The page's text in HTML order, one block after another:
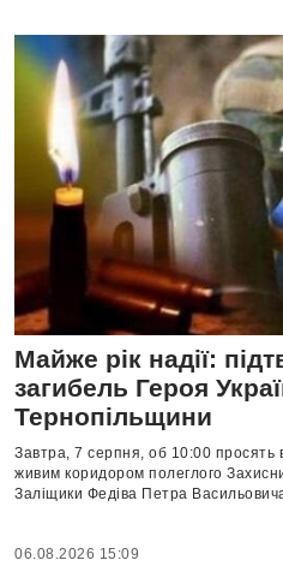
Майже рік надії:
загибель Героя
Тернопільщини
Завтра, 7 серпня, об 10:00 просять
живим коридором полеглого
Заліщики Федіва Петра
06.08.2026 15:09